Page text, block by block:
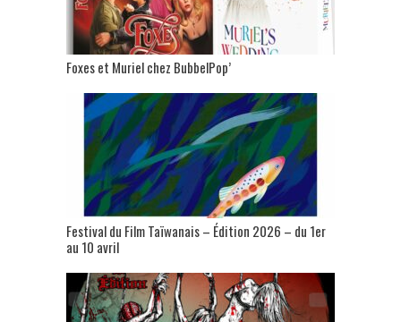
Foxes et Muriel chez BubbelPop’
Festival du Film Taïwanais – Édition 2026 – du 1er
au 10 avril